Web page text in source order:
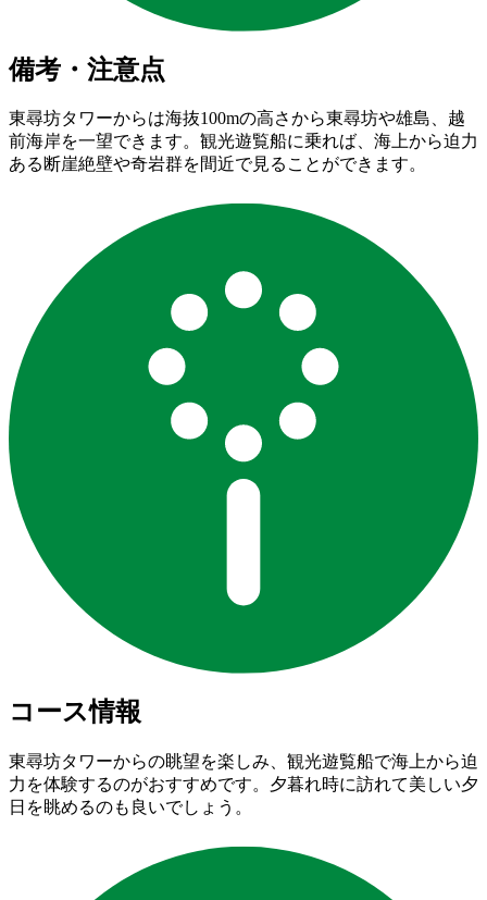
備考・注意点
東尋坊タワーからは海抜100mの高さから東尋坊や雄島、越
前海岸を一望できます。観光遊覧船に乗れば、海上から迫力
ある断崖絶壁や奇岩群を間近で見ることができます。
コース情報
東尋坊タワーからの眺望を楽しみ、観光遊覧船で海上から迫
力を体験するのがおすすめです。夕暮れ時に訪れて美しい夕
日を眺めるのも良いでしょう。